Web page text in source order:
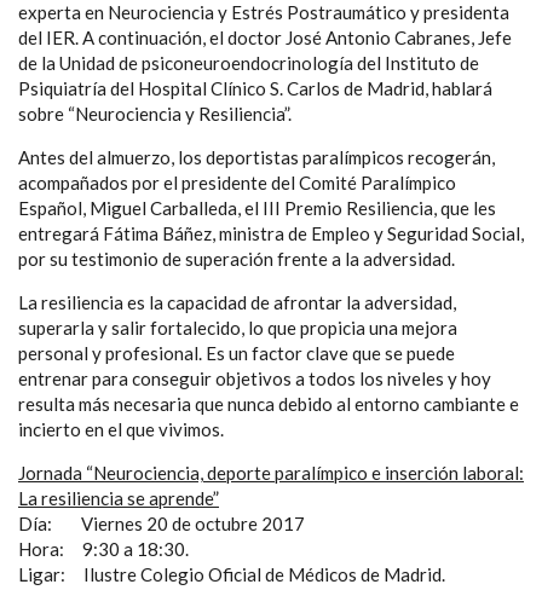
experta en Neurociencia y Estrés Postraumático y presidenta
del IER. A continuación, el doctor José Antonio Cabranes, Jefe
de la Unidad de psiconeuroendocrinología del Instituto de
Psiquiatría del Hospital Clínico S. Carlos de Madrid, hablará
sobre “Neurociencia y Resiliencia”.
Antes del almuerzo, los deportistas paralímpicos recogerán,
acompañados por el presidente del Comité Paralímpico
Español, Miguel Carballeda, el III Premio Resiliencia, que les
entregará Fátima Báñez, ministra de Empleo y Seguridad Social,
por su testimonio de superación frente a la adversidad.
La resiliencia es la capacidad de afrontar la adversidad,
superarla y salir fortalecido, lo que propicia una mejora
personal y profesional. Es un factor clave que se puede
entrenar para conseguir objetivos a todos los niveles y hoy
resulta más necesaria que nunca debido al entorno cambiante e
incierto en el que vivimos.
Jornada “Neurociencia, deporte paralímpico e inserción laboral:
La resiliencia se aprende”
Día: Viernes 20 de octubre 2017
Hora: 9:30 a 18:30.
Ligar: Ilustre Colegio Oficial de Médicos de Madrid.